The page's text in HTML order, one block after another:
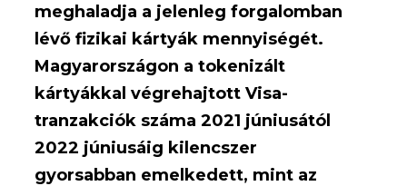
meghaladja a jelenleg forgalomban
lévő fizikai kártyák mennyiségét.
Magyarországon a tokenizált
kártyákkal végrehajtott Visa-
tranzakciók száma 2021 júniusától
2022 júniusáig kilencszer
gyorsabban emelkedett, mint az